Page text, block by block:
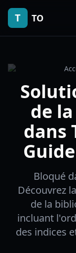
T TO
de
dans
Bloqué
Découvrez
de la
incluant
des indices